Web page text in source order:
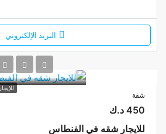
البريد الإلكتروني
للإيجار
شقة
450 د.ك
للايجار شقه في الفنطاس